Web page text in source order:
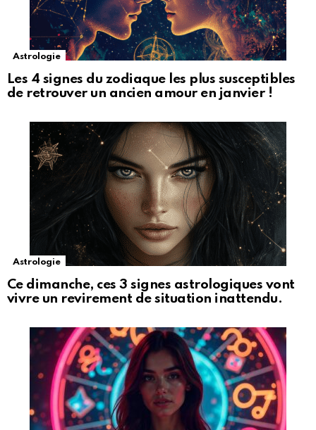
Astrologie
Les 4 signes du zodiaque les plus susceptibles
de retrouver un ancien amour en janvier !
Astrologie
Ce dimanche, ces 3 signes astrologiques vont
vivre un revirement de situation inattendu.